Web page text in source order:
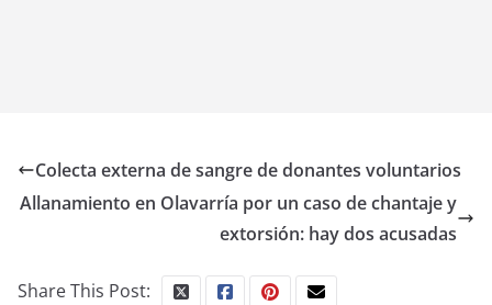
Colecta externa de sangre de donantes voluntarios
Allanamiento en Olavarría por un caso de chantaje y
extorsión: hay dos acusadas
Share This Post: